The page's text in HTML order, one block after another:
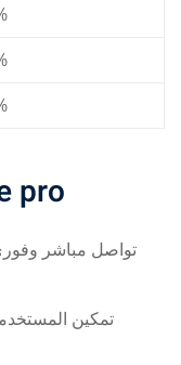
pro
تواصل مباشر
تمكين